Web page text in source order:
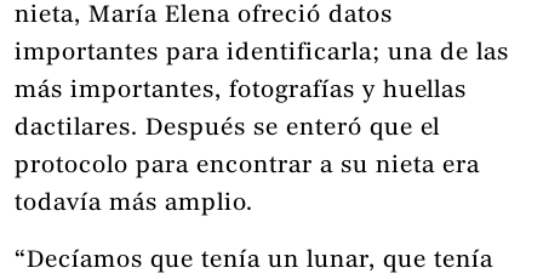
nieta, María Elena ofreció datos
importantes para identificarla; una de las
más importantes, fotografías y huellas
dactilares. Después se enteró que el
protocolo para encontrar a su nieta era
todavía más amplio.
“Decíamos que tenía un lunar, que tenía